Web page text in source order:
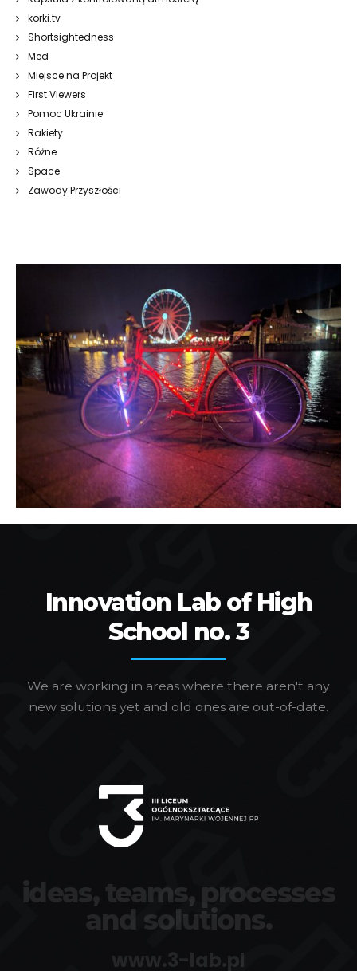
korki.tv
Shortsightedness
Med
Miejsce na Projekt
First Viewers
Pomoc Ukrainie
Rakiety
Różne
Space
Zawody Przyszłości
Innovation Lab of High
School no. 3
We are working in areas where there aren't any
new solutions yet and old ones are out-of-date.
ideas, teams, processes
and solutions.
www.3-lab.pl